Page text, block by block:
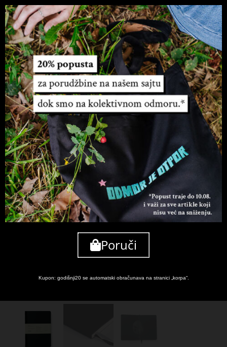
Početna/Planeri/ Luna planer – B6 format
Poruči
Kupon: godišnji20 se automatski obračunava na stranici „korpa“.